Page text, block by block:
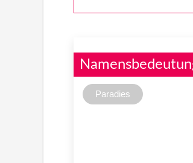
Paradies